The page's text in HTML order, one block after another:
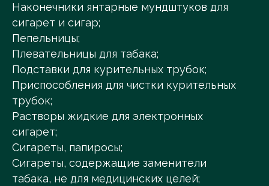
Наконечники янтарные мундштуков для
сигарет и сигар;
Пепельницы;
Плевательницы для табака;
Подставки для курительных трубок;
Приспособления для чистки курительных
трубок;
Растворы жидкие для электронных
сигарет;
Сигареты, папиросы;
Сигареты, содержащие заменители
табака, не для медицинских целей;